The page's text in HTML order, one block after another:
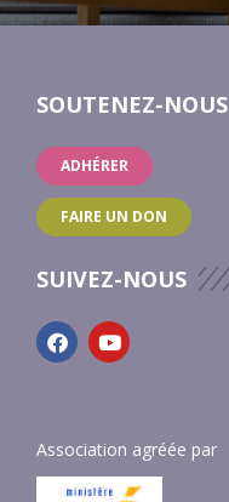
SOUTENEZ-NOUS
ADHÉRER
FAIRE UN DON
SUIVEZ-NOUS
Association agréée par